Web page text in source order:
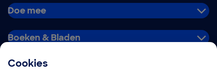
Cookies
Doe mee
Boeken & Bladen